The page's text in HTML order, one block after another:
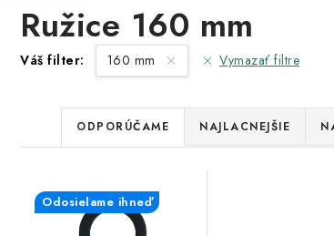
Ružice 160 mm
Váš filter: 160 mm Vymazať filtre
R
a
d
ODPORÚČAME NAJLACNEJŠIE
VOdosielame ihneď